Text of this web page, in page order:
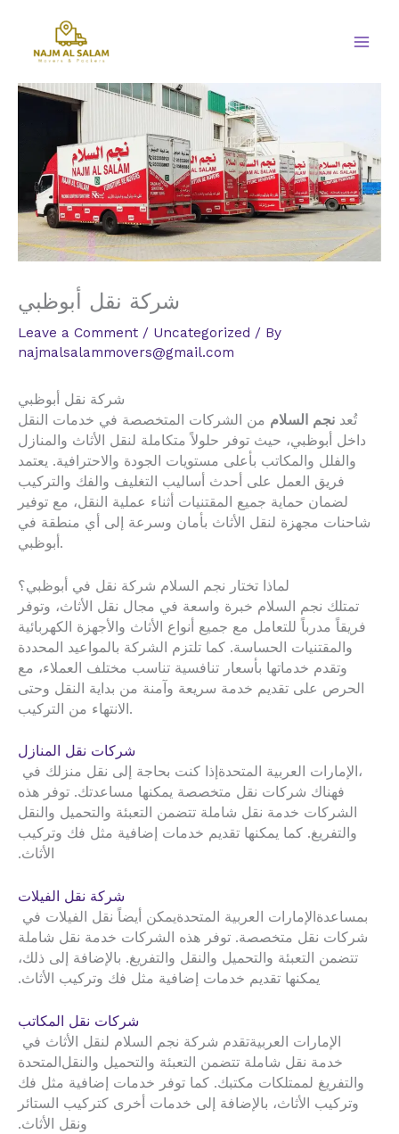
content
شركة نقل أبوظبي
Leave a Comment / Uncategorized / By
najmalsalammovers@gmail.com
شركة نقل أبوظبي
تُعد نجم السلام من الشركات المتخصصة في خدمات النقل
داخل أبوظبي، حيث توفر حلولاً متكاملة لنقل الأثاث والمنازل
والفلل والمكاتب بأعلى مستويات الجودة والاحترافية. يعتمد
فريق العمل على أحدث أساليب التغليف والفك والتركيب
لضمان حماية جميع المقتنيات أثناء عملية النقل، مع توفير
شاحنات مجهزة لنقل الأثاث بأمان وسرعة إلى أي منطقة في
أبوظبي.
لماذا تختار نجم السلام شركة نقل في أبوظبي؟
تمتلك نجم السلام خبرة واسعة في مجال نقل الأثاث، وتوفر
فريقاً مدرباً للتعامل مع جميع أنواع الأثاث والأجهزة الكهربائية
والمقتنيات الحساسة. كما تلتزم الشركة بالمواعيد المحددة
وتقدم خدماتها بأسعار تنافسية تناسب مختلف العملاء، مع
الحرص على تقديم خدمة سريعة وآمنة من بداية النقل وحتى
الانتهاء من التركيب.
شركات نقل المنازل
إذا كنت بحاجة إلى نقل منزلك في الإمارات العربية المتحدة ،
فهناك شركات نقل متخصصة يمكنها مساعدتك. توفر هذه
الشركات خدمة نقل شاملة تتضمن التعبئة والتحميل والنقل
والتفريغ. كما يمكنها تقديم خدمات إضافية مثل فك وتركيب
الأثاث.
شركة نقل الفيلات
يمكن أيضاً نقل الفيلات فيالإمارات العربية المتحدة بمساعدة
شركات نقل متخصصة. توفر هذه الشركات خدمة نقل شاملة
تتضمن التعبئة والتحميل والنقل والتفريغ. بالإضافة إلى ذلك،
يمكنها تقديم خدمات إضافية مثل فك وتركيب الأثاث.
شركات نقل المكاتب
تقدم شركة نجم السلام لنقل الأثاث فيالإمارات العربية
المتحدة خدمة نقل شاملة تتضمن التعبئة والتحميل والنقل
والتفريغ لممتلكات مكتبك. كما توفر خدمات إضافية مثل فك
وتركيب الأثاث، بالإضافة إلى خدمات أخرى كتركيب الستائر
ونقل الأثاث.